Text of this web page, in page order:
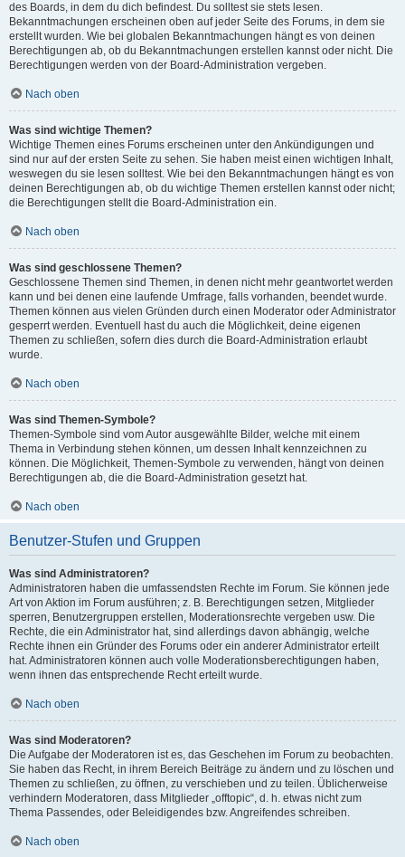
des Boards, in dem du dich befindest. Du solltest sie stets lesen.
Bekanntmachungen erscheinen oben auf jeder Seite des Forums, in dem sie
erstellt wurden. Wie bei globalen Bekanntmachungen hängt es von deinen
Berechtigungen ab, ob du Bekanntmachungen erstellen kannst oder nicht. Die
Berechtigungen werden von der Board-Administration vergeben.
Nach oben
Was sind wichtige Themen?
Wichtige Themen eines Forums erscheinen unter den Ankündigungen und
sind nur auf der ersten Seite zu sehen. Sie haben meist einen wichtigen Inhalt,
weswegen du sie lesen solltest. Wie bei den Bekanntmachungen hängt es von
deinen Berechtigungen ab, ob du wichtige Themen erstellen kannst oder nicht;
die Berechtigungen stellt die Board-Administration ein.
Nach oben
Was sind geschlossene Themen?
Geschlossene Themen sind Themen, in denen nicht mehr geantwortet werden
kann und bei denen eine laufende Umfrage, falls vorhanden, beendet wurde.
Themen können aus vielen Gründen durch einen Moderator oder Administrator
gesperrt werden. Eventuell hast du auch die Möglichkeit, deine eigenen
Themen zu schließen, sofern dies durch die Board-Administration erlaubt
wurde.
Nach oben
Was sind Themen-Symbole?
Themen-Symbole sind vom Autor ausgewählte Bilder, welche mit einem
Thema in Verbindung stehen können, um dessen Inhalt kennzeichnen zu
können. Die Möglichkeit, Themen-Symbole zu verwenden, hängt von deinen
Berechtigungen ab, die die Board-Administration gesetzt hat.
Nach oben
Benutzer-Stufen und Gruppen
Was sind Administratoren?
Administratoren haben die umfassendsten Rechte im Forum. Sie können jede
Art von Aktion im Forum ausführen; z. B. Berechtigungen setzen, Mitglieder
sperren, Benutzergruppen erstellen, Moderationsrechte vergeben usw. Die
Rechte, die ein Administrator hat, sind allerdings davon abhängig, welche
Rechte ihnen ein Gründer des Forums oder ein anderer Administrator erteilt
hat. Administratoren können auch volle Moderationsberechtigungen haben,
wenn ihnen das entsprechende Recht erteilt wurde.
Nach oben
Was sind Moderatoren?
Die Aufgabe der Moderatoren ist es, das Geschehen im Forum zu beobachten.
Sie haben das Recht, in ihrem Bereich Beiträge zu ändern und zu löschen und
Themen zu schließen, zu öffnen, zu verschieben und zu teilen. Üblicherweise
verhindern Moderatoren, dass Mitglieder „offtopic“, d. h. etwas nicht zum
Thema Passendes, oder Beleidigendes bzw. Angreifendes schreiben.
Nach oben